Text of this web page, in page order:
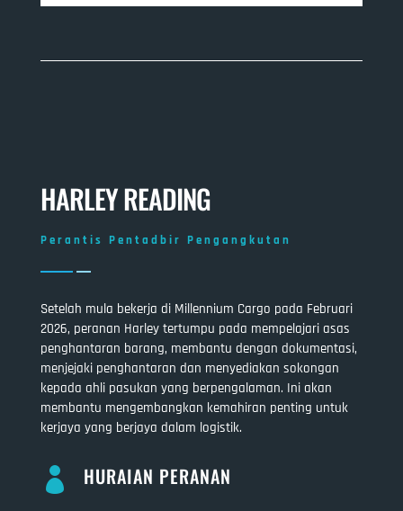
HARLEY READING
Perantis Pentadbir Pengangkutan
Setelah mula bekerja di Millennium Cargo pada Februari
2026, peranan Harley tertumpu pada mempelajari asas
penghantaran barang, membantu dengan dokumentasi,
menjejaki penghantaran dan menyediakan sokongan
kepada ahli pasukan yang berpengalaman. Ini akan
membantu mengembangkan kemahiran penting untuk
kerjaya yang berjaya dalam logistik.
 HURAIAN PERANAN